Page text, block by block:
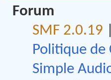
Forum
SMF 2.0.19
Politique
Simple